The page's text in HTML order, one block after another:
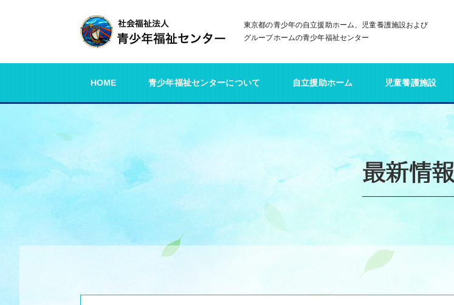
東京都の青少年の自立援助ホーム、児童養護施設および
グループホームの青少年福祉センター
HOME 青少年福祉センターについて 自立援助ホーム 児童養護施設
最新情報